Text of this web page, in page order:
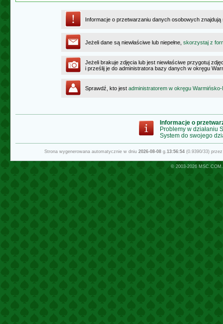
Informacje o przetwarzaniu danych osobowych
Jeżeli dane są niewłaściwe lub niepełne, skorzystaj z
Jeżeli brakuje zdjęcia lub jest niewłaściwe przygotuj
i prześlij je do administratora bazy danych w okręgu
Sprawdź, kto jest administratorem w okręgu
Informacje o
Problemy w działaniu
System do swojego
Strona wygenerowana automatycznie w dniu 2026-08-08g.13:56:54(0.9390/33)
© 2003-2026